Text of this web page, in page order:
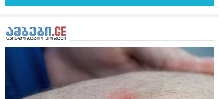
არის ანთების საწინააღმდეგო,ანტიოქსიდანტური და